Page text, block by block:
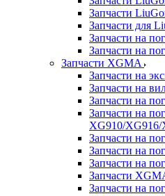
Запчасти
Запчасти для
Запчасти на
Запчасти на
Запчасти XGMA
Запчасти на
Запчасти на
Запчасти на
Запчасти на
XG910/XG916/
Запчасти на
Запчасти на
Запчасти на
Запчасти
Запчасти на